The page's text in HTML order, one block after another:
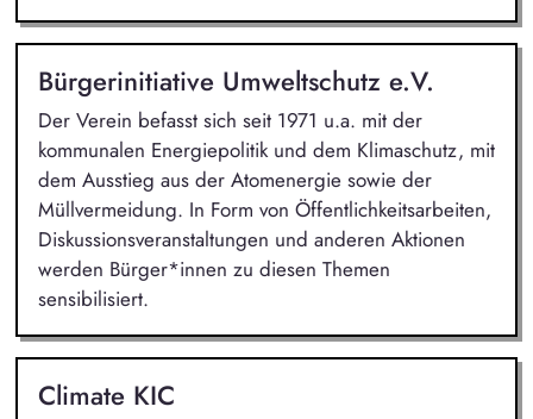
Bürgerinitiative Umweltschutz e.V.
Der Verein befasst sich seit 1971 u.a. mit der
kommunalen Energiepolitik und dem Klimaschutz, mit
dem Ausstieg aus der Atomenergie sowie der
Müllvermeidung. In Form von Öffentlichkeitsarbeiten,
Diskussionsveranstaltungen und anderen Aktionen
werden Bürger*innen zu diesen Themen
sensibilisiert.
Climate KIC